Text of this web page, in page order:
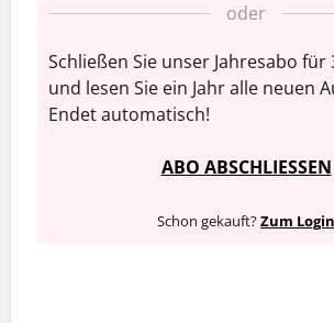
oder
Schließen Sie unser Jahresabo für
und lesen Sie ein Jahr alle neuen
Endet automatisch!
ABO ABSCHLIESSEN
Schon gekauft?Zum Login